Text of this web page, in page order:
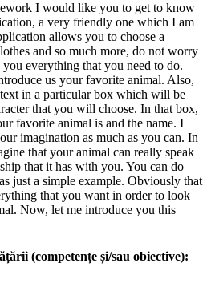
I would like you to get to know
a very friendly one which I am
allows you to choose a
and so much more, do not worry
everything that you need to do.
us your favorite animal. Also,
in a particular box which will be
that you will choose. In that box,
favorite animal is and the name. I
imagination as much as you can. In
that your animal can really speak
that it has with you. You can do
just a simple example. Obviously that
that you want in order to look
Now, let me introduce you this
(competențe și/sau obiective):